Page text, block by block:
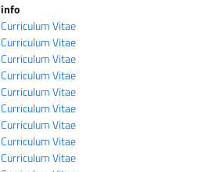
info
Curriculum Vitae
Curriculum Vitae
Curriculum Vitae
Curriculum Vitae
Curriculum Vitae
Curriculum Vitae
Curriculum Vitae
Curriculum Vitae
Curriculum Vitae